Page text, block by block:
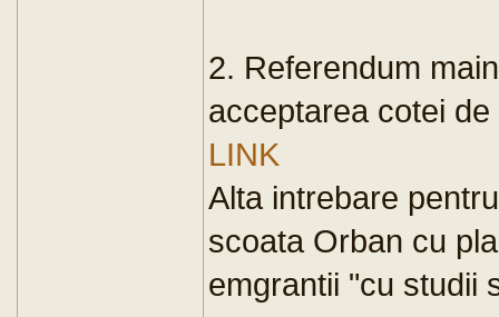
2. Referendum
acceptarea cotei
LINK
Alta intrebare
scoata Orban cu
emgrantii "cu studii